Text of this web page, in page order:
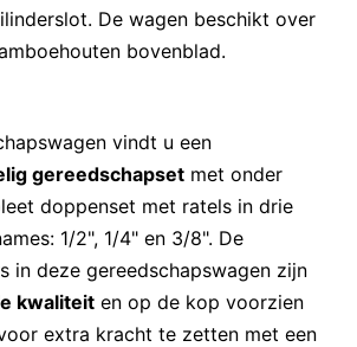
De wagen beschikt over
bovenblad.
vindt u een
gereedschapset met onder
doppenset met ratels in drie
1/2", 1/4" en 3/8". De
in deze gereedschapswagen zijn
kwaliteit en op de kop voorzien
extra kracht te zetten met een